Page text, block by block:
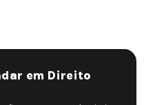
em Direito